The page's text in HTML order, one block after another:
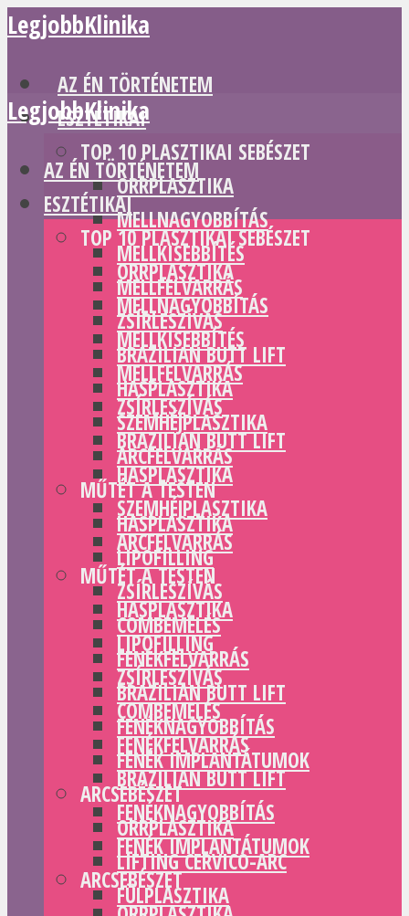
LegjobbKlinika
AZ ÉN TÖRTÉNETEM
ESZTÉTIKAI
TOP 10 PLASZTIKAI SEBÉSZET
ORRPLASZTIKA
MELLNAGYOBBÍTÁS
MELLKISEBBÍTÉS
MELLFELVARRÁS
ZSÍRLESZÍVÁS
BRAZILIAN BUTT LIFT
HASPLASZTIKA
SZEMHÉJPLASZTIKA
ARCFELVARRÁS
MŰTÉT A TESTEN
HASPLASZTIKA
LIPOFILLING
ZSÍRLESZÍVÁS
COMBEMELÉS
FENÉKFELVARRÁS
BRAZILIAN BUTT LIFT
FENÉKNAGYOBBÍTÁS
FENÉK IMPLANTÁTUMOK
ARCSEBÉSZET
ORRPLASZTIKA
LIFTING CERVICO-ARC
FÜLPLASZTIKA
LegjobbKlinika
AZ ÉN TÖRTÉNETEM
ESZTÉTIKAI
TOP 10 PLASZTIKAI SEBÉSZET
ORRPLASZTIKA
MELLNAGYOBBÍTÁS
MELLKISEBBÍTÉS
MELLFELVARRÁS
ZSÍRLESZÍVÁS
BRAZILIAN BUTT LIFT
HASPLASZTIKA
SZEMHÉJPLASZTIKA
ARCFELVARRÁS
MŰTÉT A TESTEN
HASPLASZTIKA
LIPOFILLING
ZSÍRLESZÍVÁS
COMBEMELÉS
FENÉKFELVARRÁS
BRAZILIAN BUTT LIFT
FENÉKNAGYOBBÍTÁS
FENÉK IMPLANTÁTUMOK
ARCSEBÉSZET